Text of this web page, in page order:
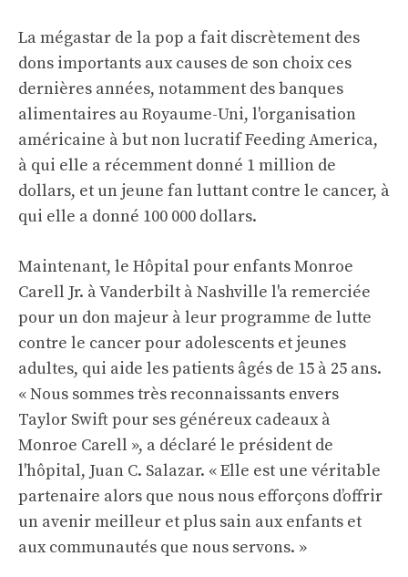
La mégastar de la pop a fait discrètement des
dons importants aux causes de son choix ces
dernières années, notamment des banques
alimentaires au Royaume-Uni, l'organisation
américaine à but non lucratif Feeding America,
à qui elle a récemment donné 1 million de
dollars, et un jeune fan luttant contre le cancer, à
qui elle a donné 100 000 dollars.
Maintenant, le Hôpital pour enfants Monroe
Carell Jr. à Vanderbilt à Nashville l'a remerciée
pour un don majeur à leur programme de lutte
contre le cancer pour adolescents et jeunes
adultes, qui aide les patients âgés de 15 à 25 ans.
« Nous sommes très reconnaissants envers
Taylor Swift pour ses généreux cadeaux à
Monroe Carell », a déclaré le président de
l'hôpital, Juan C. Salazar. « Elle est une véritable
partenaire alors que nous nous efforçons d’offrir
un avenir meilleur et plus sain aux enfants et
aux communautés que nous servons. »